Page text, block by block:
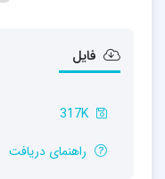
فایل
317K
راهنمای دریافت